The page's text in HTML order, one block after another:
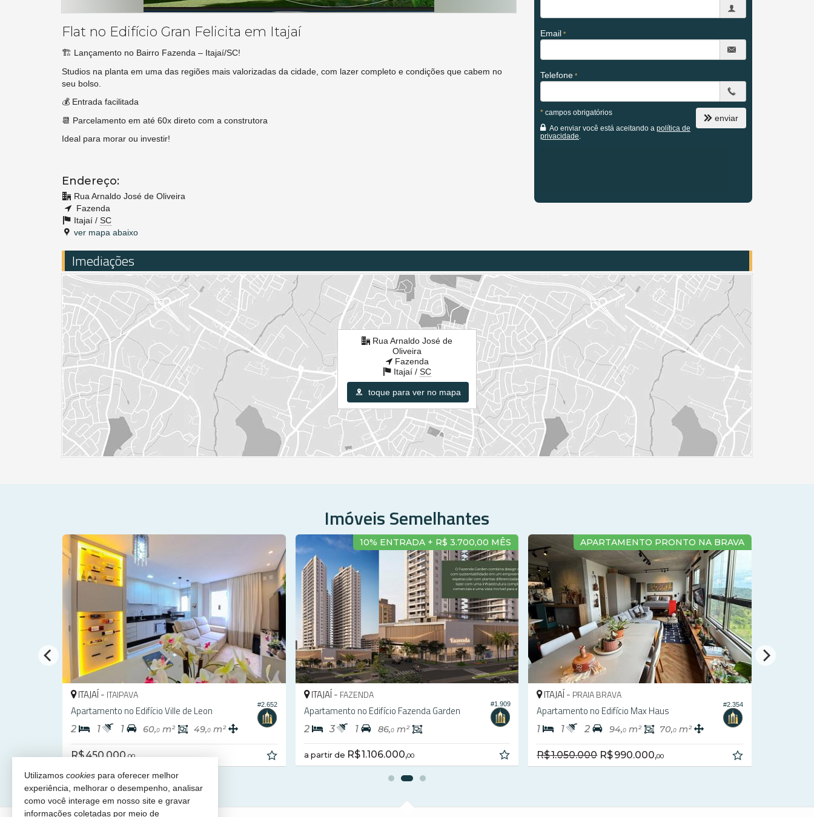
Flat no Edifício Gran Felicita em Itajaí
🏗️ Lançamento no Bairro Fazenda – Itajaí/SC!
Studios na planta em uma das regiões mais valorizadas da cidade, com lazer completo e condições que cabem no
seu bolso.
💰 Entrada facilitada
📆 Parcelamento em até 60x direto com a construtora
Ideal para morar ou investir!
Endereço:
Rua Arnaldo José de Oliveira
Fazenda
Itajaí / SC
ver mapa abaixo
Email
Telefone
* campos obrigatórios
Ao enviar você está aceitando a política de
privacidade.
enviar
Imediações
Rua Arnaldo José de
Oliveira
Fazenda
Itajaí / SC
toque para ver no mapa
Imóveis Semelhantes
PRONTO PARA MORAR EM ITAJAÍ
#2.358
ITAJAÍ -FAZENDA
Apartamento no Edifício Le Havre Residence
3 4 2 141,2m² 123,2m²
R$ 1.422.666,69
BAIRRO FAZENDA
#2.363
ITAJAÍ -FAZENDA
Apartamento no Edifício One Palace
3 2 2 92, 8m²
R$ 1.426.400, 00
INVISTA NO INÍCIO DE OBRA
#1.662
ITAJAÍ -PRAIA BRAVA
Apartamento no Edifício Soul Brava
2 2 1 74, 0m² 55,9m²
a partir deR$ 865.561,00
Utilizamos cookies para oferecer melhor
experiência, melhorar o desempenho, analisar
como você interage em nosso site e gravar
informações coletadas por meio de